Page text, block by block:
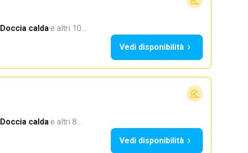
Doccia calda·e altri 10…
Vedi disponibilità
Doccia calda·e altri 8…
Vedi disponibilità